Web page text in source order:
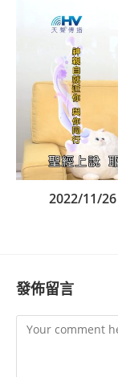
2022/11/26
發佈留言